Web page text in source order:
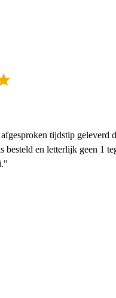
tijdstip geleverd
en letterlijk geen 1